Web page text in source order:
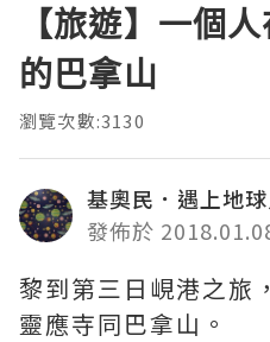
【旅遊】一個
的巴拿山
瀏覽次數:3130
基奧民．遇上地球
發佈於
黎到第三日峴港之旅
靈應寺同巴拿山。